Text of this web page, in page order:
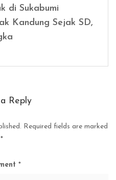
di Sukabumi
Kandung Sejak SD,
Reply
Required fields are marked
*
*